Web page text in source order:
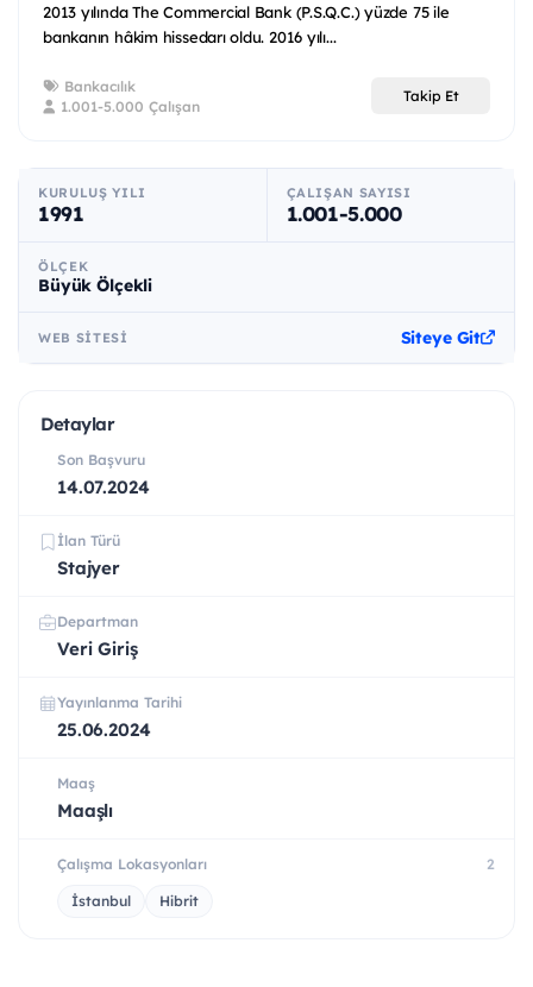
2013 yılında The Commercial Bank (P.S.Q.C.) yüzde 75 ile
bankanın hâkim hissedarı oldu. 2016 yılı...
Bankacılık
1.001-5.000 Çalışan
Takip Et
KURULUŞ YILI
1991
ÇALIŞAN SAYISI
1.001-5.000
ÖLÇEK
Büyük Ölçekli
WEB SITESI Siteye Git
Detaylar
Son Başvuru
14.07.2024
İlan Türü
Stajyer
Departman
Veri Giriş
Yayınlanma Tarihi
25.06.2024
Maaş
Maaşlı
Çalışma Lokasyonları 2
İstanbul Hibrit